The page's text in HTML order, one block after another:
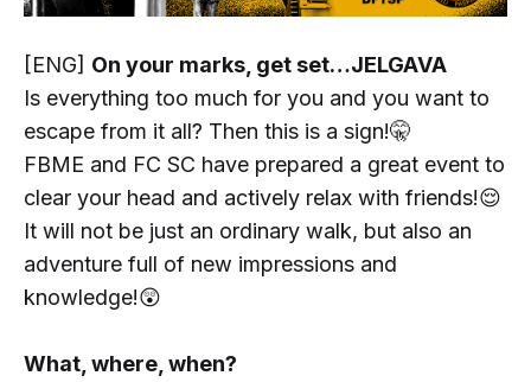
[ENG] On your marks, get set…JELGAVA
Is everything too much for you and you want to
escape from it all? Then this is a sign!🤫
FBME and FC SC have prepared a great event to
clear your head and actively relax with friends!😌
It will not be just an ordinary walk, but also an
adventure full of new impressions and
knowledge!😲
What, where, when?